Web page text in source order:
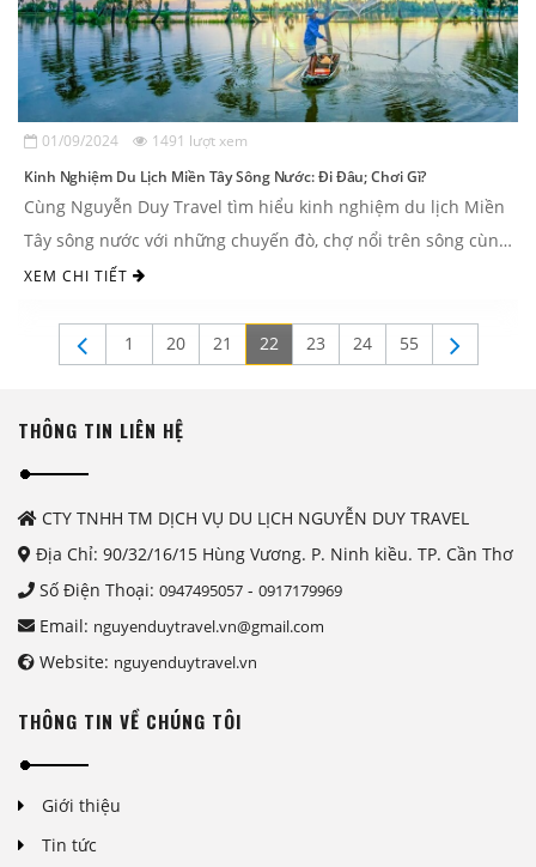
01/09/2024 1491 lượt xem
Kinh Nghiệm Du Lịch Miền Tây Sông Nước: Đi Đâu; Chơi Gì?
Cùng Nguyễn Duy Travel tìm hiểu kinh nghiệm du lịch Miền
Tây sông nước với những chuyến đò, chợ nổi trên sông cùng
vựa trái cây lớn ...
XEM CHI TIẾT
1 20 21 22 23 24 55
THÔNG TIN LIÊN HỆ
CTY TNHH TM DỊCH VỤ DU LỊCH NGUYỄN DUY TRAVEL
Địa Chỉ: 90/32/16/15 Hùng Vương. P. Ninh kiều. TP. Cần Thơ
Số Điện Thoại: 0947495057 - 0917179969
Email: nguyenduytravel.vn@gmail.com
Website: nguyenduytravel.vn
THÔNG TIN VỀ CHÚNG TÔI
Giới thiệu
Tin tức